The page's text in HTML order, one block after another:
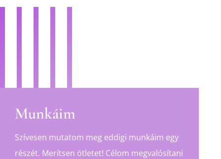
Munkáim
Szívesen mutatom meg eddigi munkáim egy
részét. Merítsen ötletet! Célom megvalósítani